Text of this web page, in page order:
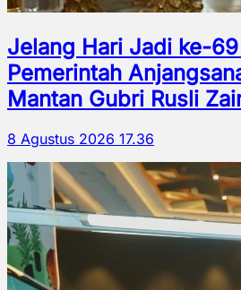
Jelang Hari Jadi ke-69
Pemerintah
Mantan Gubri Rusli
8 Agustus 2026 17.36